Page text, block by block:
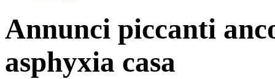
Annunci piccanti
asphyxia casa